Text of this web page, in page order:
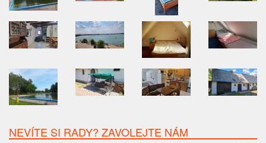
NEVÍTE SI RADY? ZAVOLEJTE NÁM